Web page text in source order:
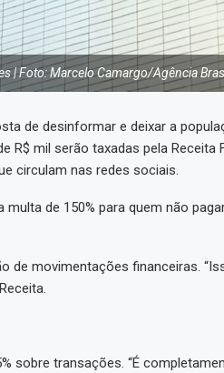
| Foto: Marcelo Camargo/Agência
de desinformar e deixar a
R$ mil serão taxadas pela Receita
circulam nas redes sociais.
de 150% para quem não
de movimentações financeiras.
sobre transações. “É